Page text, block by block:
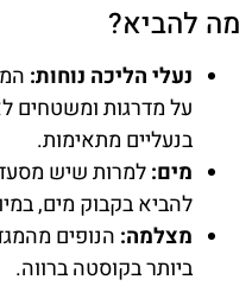
מה להביא?
נעלי הליכה נוחות:
על מדרגות ומשטחים
בנעליים מתאימות.
מים:למרות שיש
להביא בקבוק מים,
מצלמה: הנופים
ביותר בקוסטה ברווה.